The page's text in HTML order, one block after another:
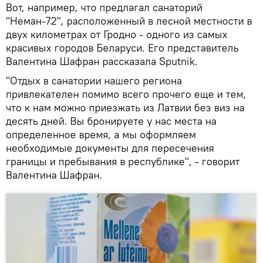
Вот, например, что предлагал санаторий
"Неман-72", расположенный в лесной местности в
двух километрах от Гродно - одного из самых
красивых городов Беларуси. Его представитель
Валентина Шафран рассказала Sputnik.
"Отдых в санатории нашего региона
привлекателен помимо всего прочего еще и тем,
что к нам можно приезжать из Латвии без виз на
десять дней. Вы бронируете у нас места на
определенное время, а мы оформляем
необходимые документы для пересечения
границы и пребывания в республике", - говорит
Валентина Шафран.